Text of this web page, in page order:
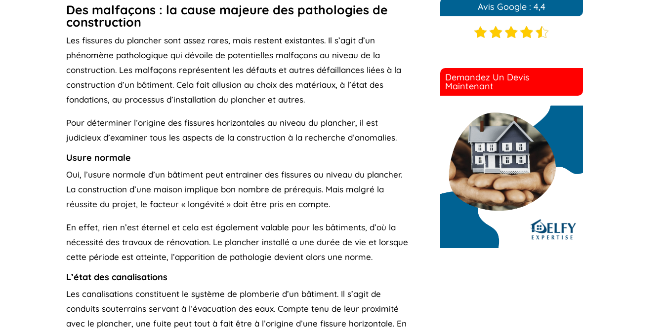
Des malfaçons : la cause majeure des pathologies de
construction
Les fissures du plancher sont assez rares, mais restent existantes. Il s’agit d’un
phénomène pathologique qui dévoile de potentielles malfaçons au niveau de la
construction. Les malfaçons représentent les défauts et autres défaillances liées à la
construction d’un bâtiment. Cela fait allusion au choix des matériaux, à l’état des
fondations, au processus d’installation du plancher et autres.
Pour déterminer l’origine des fissures horizontales au niveau du plancher, il est
judicieux d’examiner tous les aspects de la construction à la recherche d’anomalies.
Usure normale
Oui, l’usure normale d’un bâtiment peut entrainer des fissures au niveau du plancher.
La construction d’une maison implique bon nombre de prérequis. Mais malgré la
réussite du projet, le facteur « longévité » doit être pris en compte.
En effet, rien n’est éternel et cela est également valable pour les bâtiments, d’où la
nécessité des travaux de rénovation. Le plancher installé a une durée de vie et lorsque
cette période est atteinte, l’apparition de pathologie devient alors une norme.
L’état des canalisations
Les canalisations constituent le système de plomberie d’un bâtiment. Il s’agit de
conduits souterrains servant à l’évacuation des eaux. Compte tenu de leur proximité
avec le plancher, une fuite peut tout à fait être à l’origine d’une fissure horizontale. En
Avis Google : 4,4
Demandez Un Devis
Maintenant